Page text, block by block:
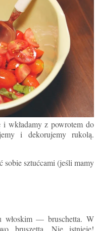
i wkładamy z powrotem do
i dekorujemy rukolą.
sobie sztućcami (jeśli mamy
włoskim— bruschetta. W
bruszetta. Nie istnieje!